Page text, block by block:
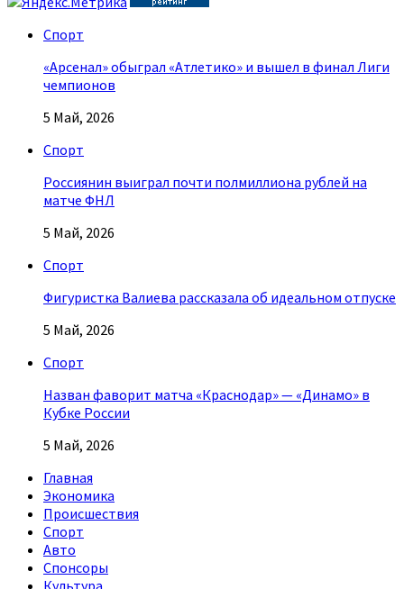
Спорт
«Арсенал» обыграл «Атлетико» и вышел в финал Лиги
чемпионов
5 Май, 2026
Спорт
Россиянин выиграл почти полмиллиона рублей на
матче ФНЛ
5 Май, 2026
Спорт
Фигуристка Валиева рассказала об идеальном отпуске
5 Май, 2026
Спорт
Назван фаворит матча «Краснодар» — «Динамо» в
Кубке России
5 Май, 2026
Главная
Экономика
Происшествия
Спорт
Авто
Спонсоры